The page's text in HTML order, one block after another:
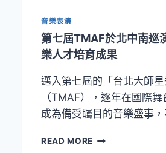
音樂表演
第七屆TMAF於北中南巡
樂人才培育成果
邁入第七屆的「台北大師星
（TMAF），逐年在國際舞
成為備受矚目的音樂盛事
READ MORE